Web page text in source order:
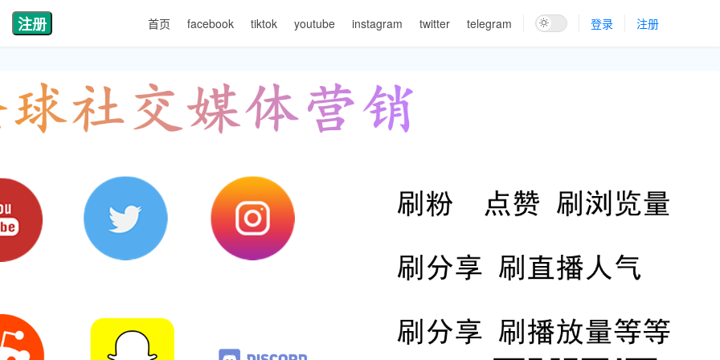
注册 首页 facebook tiktok youtube instagram twitter telegram 登录 注册